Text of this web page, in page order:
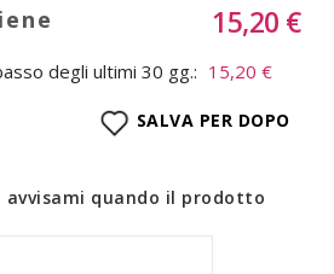
15,20 €
degli ultimi 30 gg.: 15,20 €
SALVA PER DOPO
quando il prodotto